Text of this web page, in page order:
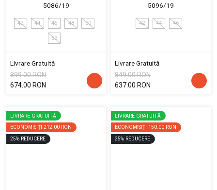
5086/19
42 44 46 48 50
52
Livrare Gratuită
899.00 RON
674.00 RON
5096/19
42 44 46
Livrare Gratuită
849.00 RON
637.00 RON
LIVRARE GRATUITĂ
ECONOMISIȚI 212.00 RON
25% REDUCERE
LIVRARE GRATUITĂ
ECONOMISIȚI 150.00 RON
25% REDUCERE